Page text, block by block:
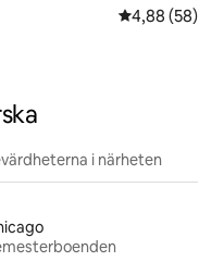
4,88 av 5 i
4,88 (58)
i närheten